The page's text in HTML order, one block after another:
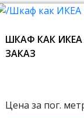
ШКАФ КАК
ЗАКАЗ
Цена за пог.